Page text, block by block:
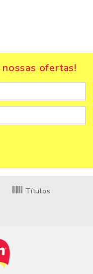
ofertas!
Títulos